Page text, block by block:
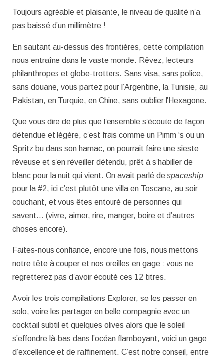
Toujours agréable et plaisante, le niveau de qualité n’a
pas baissé d’un millimètre !
En sautant au-dessus des frontières, cette compilation
nous entraîne dans le vaste monde. Rêvez, lecteurs
philanthropes et globe-trotters. Sans visa, sans police,
sans douane, vous partez pour l’Argentine, la Tunisie, au
Pakistan, en Turquie, en Chine, sans oublier l’Hexagone.
Que vous dire de plus que l’ensemble s’écoute de façon
détendue et légère, c’est frais comme un Pimm ‘s ou un
Spritz bu dans son hamac, on pourrait faire une sieste
rêveuse et s’en réveiller détendu, prêt à s’habiller de
blanc pour la nuit qui vient. On avait parlé de spaceship
pour la #2, ici c’est plutôt une villa en Toscane, au soir
couchant, et vous êtes entouré de personnes qui
savent… (vivre, aimer, rire, manger, boire et d’autres
choses encore).
Faites-nous confiance, encore une fois, nous mettons
notre tête à couper et nos oreilles en gage : vous ne
regretterez pas d’avoir écouté ces 12 titres.
Avoir les trois compilations Explorer, se les passer en
solo, voire les partager en belle compagnie avec un
cocktail subtil et quelques olives alors que le soleil
s’effondre là-bas dans l’océan flamboyant, voici un gage
d’excellence et de raffinement. C’est notre conseil, entre